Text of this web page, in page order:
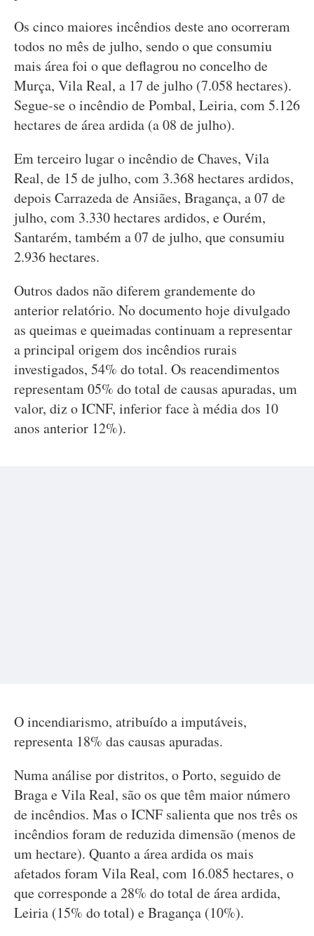
Os cinco maiores incêndios deste ano ocorreram
todos no mês de julho, sendo o que consumiu
mais área foi o que deflagrou no concelho de
Murça, Vila Real, a 17 de julho (7.058 hectares).
Segue-se o incêndio de Pombal, Leiria, com 5.126
hectares de área ardida (a 08 de julho).
Em terceiro lugar o incêndio de Chaves, Vila
Real, de 15 de julho, com 3.368 hectares ardidos,
depois Carrazeda de Ansiães, Bragança, a 07 de
julho, com 3.330 hectares ardidos, e Ourém,
Santarém, também a 07 de julho, que consumiu
2.936 hectares.
Outros dados não diferem grandemente do
anterior relatório. No documento hoje divulgado
as queimas e queimadas continuam a representar
a principal origem dos incêndios rurais
investigados, 54% do total. Os reacendimentos
representam 05% do total de causas apuradas, um
valor, diz o ICNF, inferior face à média dos 10
anos anterior 12%).
O incendiarismo, atribuído a imputáveis,
representa 18% das causas apuradas.
Numa análise por distritos, o Porto, seguido de
Braga e Vila Real, são os que têm maior número
de incêndios. Mas o ICNF salienta que nos três os
incêndios foram de reduzida dimensão (menos de
um hectare). Quanto a área ardida os mais
afetados foram Vila Real, com 16.085 hectares, o
que corresponde a 28% do total de área ardida,
Leiria (15% do total) e Bragança (10%).